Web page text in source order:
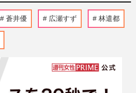
蒼井優 広瀬すず 林遣都